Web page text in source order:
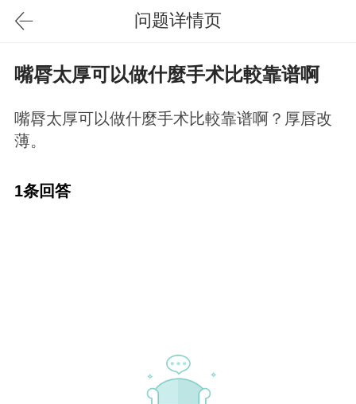
问题详情页
嘴脣太厚可以做什麼手术比較靠谱啊
嘴脣太厚可以做什麼手术比較靠谱啊？厚唇改
薄。
1条回答